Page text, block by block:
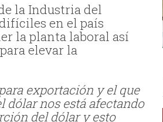
la Industria del
en el país
la planta laboral así
elevar la
exportación y el que
dólar nos está afectando
del dólar y esto